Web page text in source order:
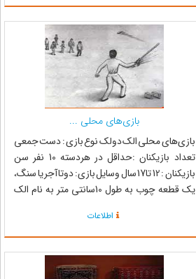
بازی‌های محلی ...
بازی‌های محلی الک دولک نوع بازی : دست جمعی
تعداد بازیکنان :حداقل در هردسته 10 نفر سن
بازیکنان : 12 تا17 سال وسایل بازی: دوتا آجریا سنگ،
یک قطعه چوب به طول 10سانتی متر به نام الک
بازی: فضای باز، زمین صاف وهموار هدف بازی:
رشد مهارتهای حرکتی،...
اطلاعات